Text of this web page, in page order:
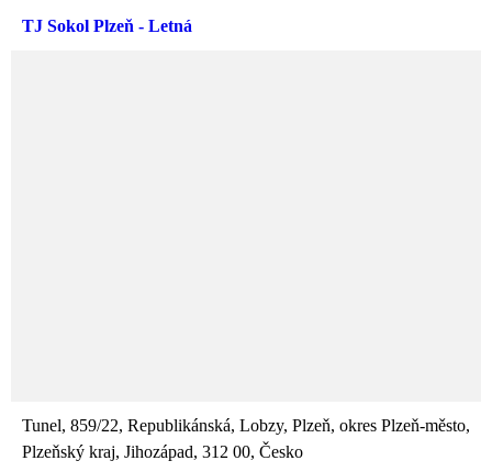
TJ Sokol Plzeň - Letná
Tunel, 859/22, Republikánská, Lobzy, Plzeň, okres Plzeň-město,
Plzeňský kraj, Jihozápad, 312 00, Česko